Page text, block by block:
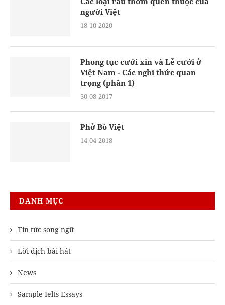
người Việt
18-10-2020
Phong tục cưới xin và Lễ cưới ở
Việt Nam - Các nghi thức quan
trọng (phần 1)
30-08-2017
Phở Bò Việt
14-04-2018
DANH MỤC
Tin tức song ngữ
Lời dịch bài hát
News
Sample Ielts Essays